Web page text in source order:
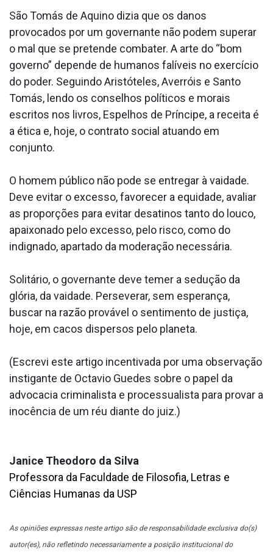
São Tomás de Aquino dizia que os danos
provocados por um governante não podem superar
o mal que se pretende combater. A arte do “bom
governo” depende de humanos falíveis no exercício
do poder. Seguindo Aristóteles, Averróis e Santo
Tomás, lendo os conselhos políticos e morais
escritos nos livros, Espelhos de Príncipe, a receita é
a ética e, hoje, o contrato social atuando em
conjunto.
O homem público não pode se entregar à vaidade.
Deve evitar o excesso, favorecer a equidade, avaliar
as proporções para evitar desatinos tanto do louco,
apaixonado pelo excesso, pelo risco, como do
indignado, apartado da moderação necessária.
Solitário, o governante deve temer a sedução da
glória, da vaidade. Perseverar, sem esperança,
buscar na razão provável o sentimento de justiça,
hoje, em cacos dispersos pelo planeta.
(Escrevi este artigo incentivada por uma observação
instigante de Octavio Guedes sobre o papel da
advocacia criminalista e processualista para provar a
inocência de um réu diante do juiz.)
Janice Theodoro da Silva
Professora da Faculdade de Filosofia, Letras e
Ciências Humanas da USP
As opiniões expressas neste artigo são de responsabilidade exclusiva do(s)
autor(es), não refletindo necessariamente a posição institucional do